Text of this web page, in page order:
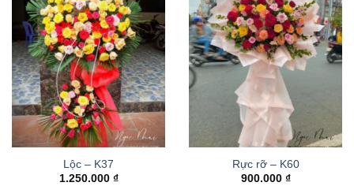
Lộc – K37
1.250.000 ₫
Rực rỡ – K60
900.000 ₫